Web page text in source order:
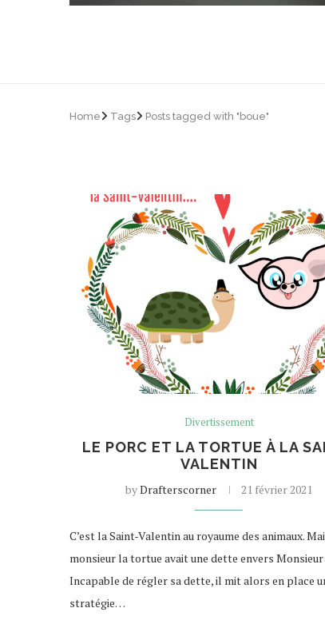
Home Tags Posts tagged with "boue"
Divertissement
LE PORC ET LA TORTUE À LA
VALENTIN
byDrafterscorner 21 février 2021
C’est la Saint-Valentin au royaume des animaux.
monsieur la tortue avait une dette envers
Incapable de régler sa dette, il mit alors en place
stratégie…